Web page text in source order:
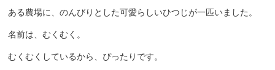
ある農場に、のんびりとした可愛らしいひつじが一匹いました。
名前は、むくむく。
むくむくしているから、ぴったりです。